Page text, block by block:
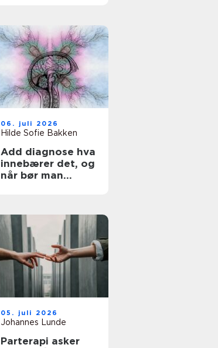
06. juli 2026
Hilde Sofie Bakken
Add diagnose hva
innebærer det, og
når bør man
05. juli 2026
Johannes Lunde
Parterapi asker